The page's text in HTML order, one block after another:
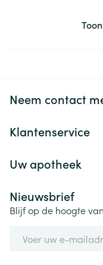
Toon
Neem contact
Klantenservice
Uw apotheek
Nieuwsbrief
Blijf op de hoogte